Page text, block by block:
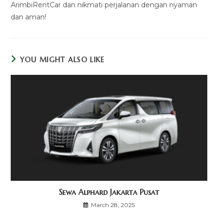
ArimbiRentCar dan nikmati perjalanan dengan nyaman
dan aman!
YOU MIGHT ALSO LIKE
Sewa Alphard Jakarta Pusat
March 28, 2025